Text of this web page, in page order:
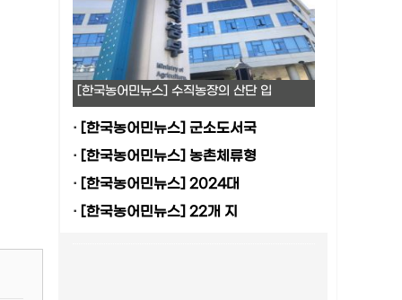
[한국농어민뉴스] 수직농장의 산단 입
· [한국농어민뉴스] 군소도서국
· [한국농어민뉴스] 농촌체류형
· [한국농어민뉴스] 2024대
· [한국농어민뉴스] 22개 지